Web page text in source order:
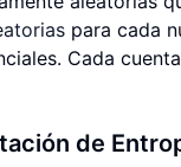
para cada
Cada cuenta
de